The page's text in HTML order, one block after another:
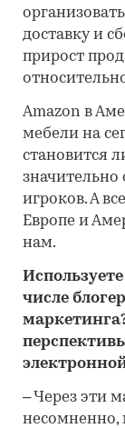
доставку и
прирост
Amazon в
мебели на
становится
значительно
игроков. А
Европе и
нам.
числе
– Через эти
несомненно,